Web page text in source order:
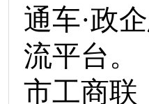
通车·政
流平台。
市工商联